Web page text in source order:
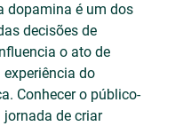
dopamina é um dos
decisões de
o ato de
do
Conhecer o público-
jornada de criar